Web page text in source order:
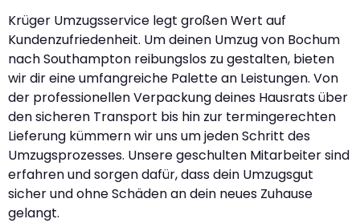
Krüger Umzugsservice legt großen Wert auf
Kundenzufriedenheit. Um deinen Umzug von Bochum
nach Southampton reibungslos zu gestalten, bieten
wir dir eine umfangreiche Palette an Leistungen. Von
der professionellen Verpackung deines Hausrats über
den sicheren Transport bis hin zur termingerechten
Lieferung kümmern wir uns um jeden Schritt des
Umzugsprozesses. Unsere geschulten Mitarbeiter sind
erfahren und sorgen dafür, dass dein Umzugsgut
sicher und ohne Schäden an dein neues Zuhause
gelangt.